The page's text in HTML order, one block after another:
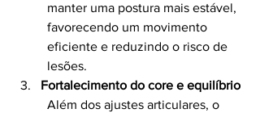
manter uma postura mais estável,
favorecendo um movimento
eficiente e reduzindo o risco de
lesões.
Fortalecimento do core e equilíbrio
Além dos ajustes articulares, o